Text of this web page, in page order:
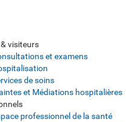
visiteurs
et examens
de soins
et Médiations hospitalières
professionnel de la santé